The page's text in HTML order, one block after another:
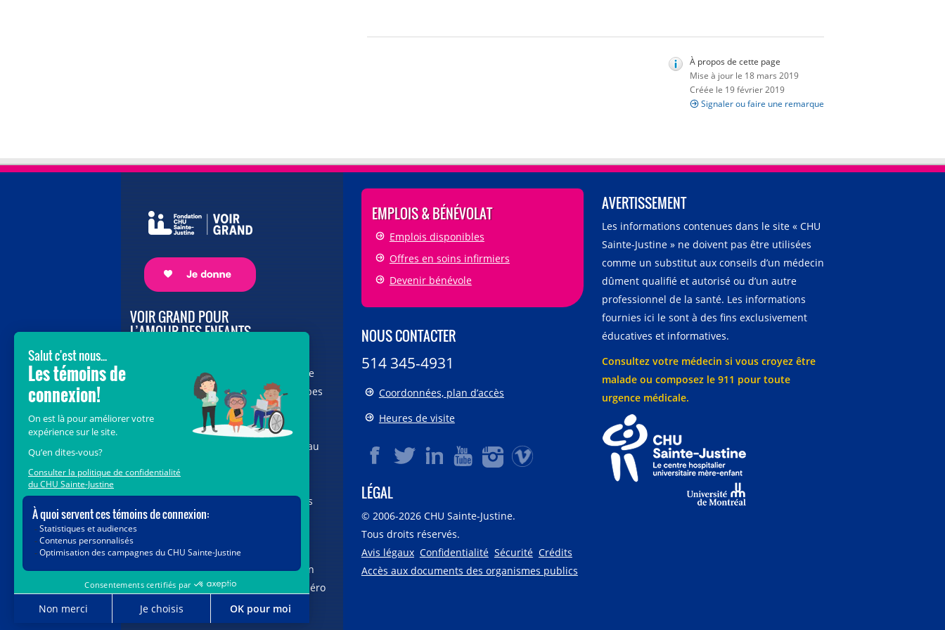
À propos de cette page
Mise à jour le 18 mars 2019
Créée le 19 février 2019
Signaler ou faire une remarque
VOIR GRAND POUR
L’AMOUR DES ENFANTS
vous au cœur de la campagne majeure
Voir Grand, nous conduisons les équipes
soignantes vers les opportunités de la
science et des nouvelles technologies
pour que chaque enfant, où qu’il soit au
Justine. Ensemble, unissons nos forces
pour leur avenir.
Merci de voir grand avec nous.
Vous pouvez également faire votre don
par la poste ou par téléphone au numéro
sans frais1-888-235-DONS (3667)
EMPLOIS & BÉNÉVOLAT
Emplois disponibles
Offres en soins infirmiers
Devenir bénévole
NOUS CONTACTER
514 345-4931
Coordonnées, plan d’accès
Heures de visite
LÉGAL
© 2006-2026CHU Sainte-Justine.
Tous droits réservés.
Avis légaux Confidentialité Sécurité Crédits
Accès aux documents des organismes publics
AVERTISSEMENT
Les informations contenues dans le site « CHU
Sainte-Justine » ne doivent pas être utilisées
comme un substitut aux conseils d’un médecin
dûment qualifié et autorisé ou d’un autre
professionnel de la santé. Les informations
fournies ici le sont à des fins exclusivement
éducatives et informatives.
Consultez votre médecin si vous croyez être
malade ou composez le 911 pour toute
urgence médicale.